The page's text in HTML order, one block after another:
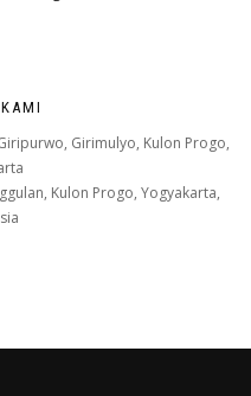
Girimulyo, Kulon Progo,
Kulon Progo, Yogyakarta,